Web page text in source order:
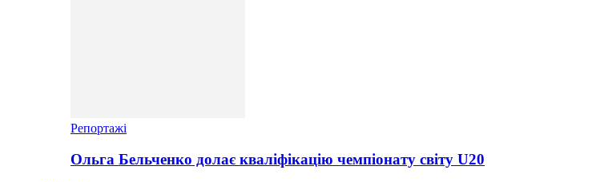
Репортажі
Ольга Бельченко долає кваліфікацію чемпіонату світу U20